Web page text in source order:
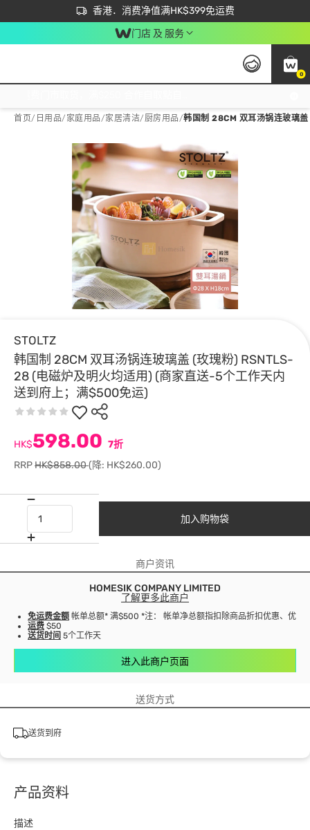
香港．消费净值满HK$399免运费
立即成为易赏钱会员尽享独家优惠
首次APP下单买满$450 输入 NEWAPP 即减$50
门店 及 服务
0
首页/ 日用品/ 家庭用品/家居清洁/厨房用品/韩国制 28CM 双耳汤锅连玻璃
STOLTZ
韩国制 28CM 双耳汤锅连玻璃盖 (玫瑰粉) RSNTLS-
28 (电磁炉及明火均适用) (商家直送-5个工作天内
送到府上；满$500免运)
HK$598.00 7折
RRPHK$858.00(降: HK$260.00)
加入购物袋
商户资讯
HOMESIK COMPANY LIMITED
了解更多此商户
免运费金额 帐单总额* 满$500 *注： 帐单净总额指扣除商品折扣优惠、优惠
运费 $50
送货时间 5个工作天
进入此商户页面
送货方式
送货到府
产品资料
描述